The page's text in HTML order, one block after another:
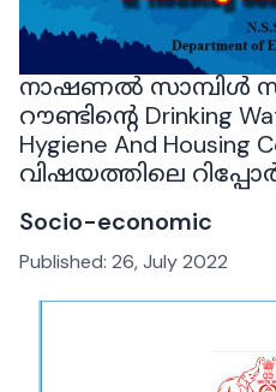
നാഷണൽ സാമ്പിൾ
റൗണ്ടിന്റെ Drinking
Hygiene And Housing
വിഷയത്തിലെ
Socio-economic
Published: 26, July 2022